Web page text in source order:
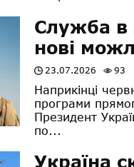
Служба в
нові
23.07.2026 93
Наприкінці
програми
Президент
по...
Україна